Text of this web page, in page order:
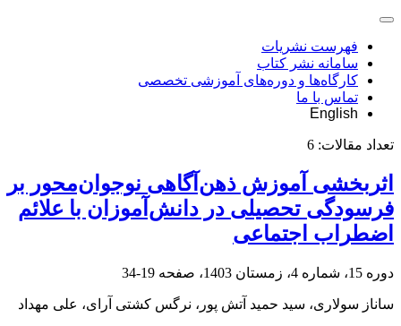
فهرست نشریات
سامانه نشر کتاب
کارگاه‌ها و دوره‌های آموزشی تخصصی
تماس با ما
English
تعداد مقالات: 6
اثربخشی آموزش ذهن‌آگاهی نوجوان‌محور بر
فرسودگی تحصیلی در دانش‌آموزان با علائم
اضطراب اجتماعی
دوره 15، شماره 4، زمستان 1403، صفحه 19-34
ساناز سولاری، سید حمید آتش پور، نرگس کشتی آرای، علی مهداد